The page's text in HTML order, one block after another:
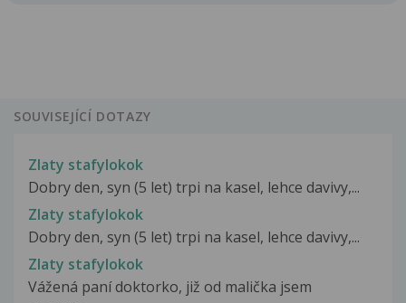
SOUVISEJÍCÍ DOTAZY
Zlaty stafylokok
Dobry den, syn (5 let) trpi na kasel, lehce davivy,...
Zlaty stafylokok
Dobry den, syn (5 let) trpi na kasel, lehce davivy,...
Zlaty stafylokok
Vážená paní doktorko, již od malička jsem